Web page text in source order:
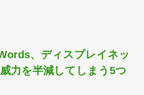
、ディスプレイネッ
力を半減してしまう5つ